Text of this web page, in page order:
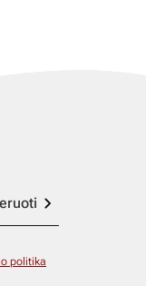
politika